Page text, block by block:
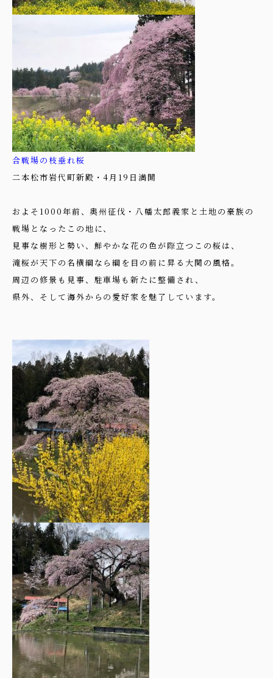
合戦場の枝垂れ桜
二本松市岩代町新殿・4月19日満開
およそ1000年前、奥州征伐・八幡太郎義家と土地の豪族の
戦場となったこの地に、
見事な樹形と勢い、鮮やかな花の色が際立つこの桜は、
滝桜が天下の名横綱なら綱を目の前に昇る大関の風格。
周辺の修景も見事、駐車場も新たに整備され、
県外、そして海外からの愛好家を魅了しています。